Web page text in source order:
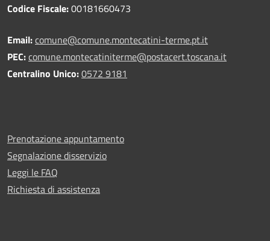
Codice Fiscale:00181660473
Email:comune@comune.montecatini-terme.pt.it
PEC:comune.montecatiniterme@postacert.toscana.it
Centralino Unico:0572 9181
Prenotazione appuntamento
Segnalazione disservizio
Leggi le FAQ
Richiesta di assistenza